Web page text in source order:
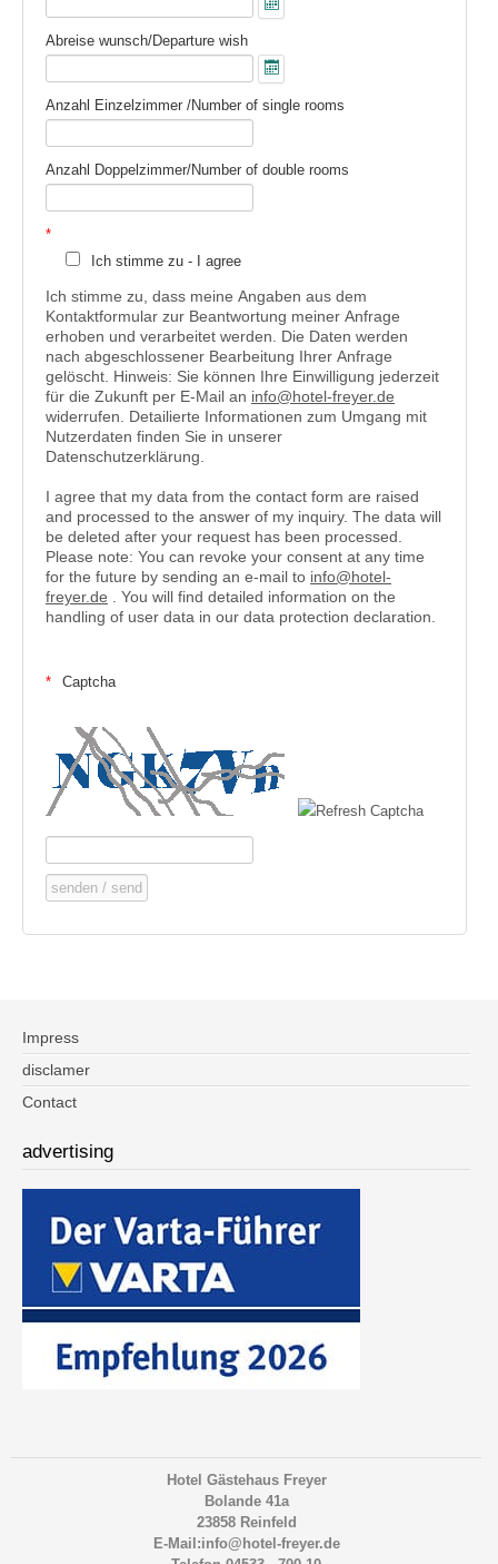
Abreise wunsch/Departure wish
Anzahl Einzelzimmer /Number of single rooms
Anzahl Doppelzimmer/Number of double rooms
Ich stimme zu - I agree
Ich stimme zu, dass meine Angaben aus dem
Kontaktformular zur Beantwortung meiner Anfrage
erhoben und verarbeitet werden. Die Daten werden
nach abgeschlossener Bearbeitung Ihrer Anfrage
gelöscht. Hinweis: Sie können Ihre Einwilligung jederzeit
für die Zukunft per E-Mail an info@hotel-freyer.de
widerrufen. Detailierte Informationen zum Umgang mit
Nutzerdaten finden Sie in unserer
Datenschutzerklärung.
I agree that my data from the contact form are raised
and processed to the answer of my inquiry. The data will
be deleted after your request has been processed.
Please note: You can revoke your consent at any time
for the future by sending an e-mail to info@hotel-
freyer.de . You will find detailed information on the
handling of user data in our data protection declaration.
Captcha
Impress
disclamer
Contact
advertising
Hotel Gästehaus Freyer
Bolande 41a
23858 Reinfeld
E-Mail:info@hotel-freyer.de